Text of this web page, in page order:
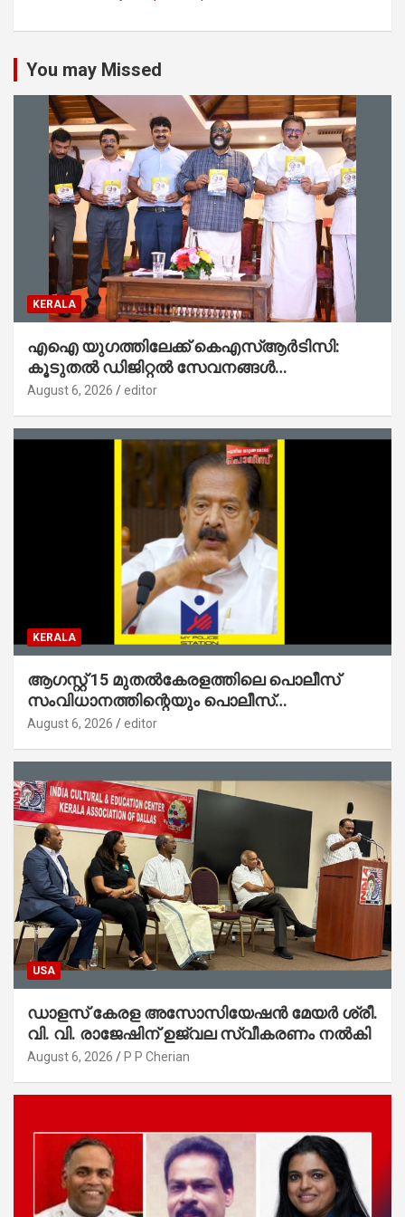
You may Missed
KERALA
എഐ യുഗത്തിലേക്ക് കെഎസ്ആർടിസി:
കൂടുതൽ ഡിജിറ്റൽ സേവനങ്ങൾ
ജനങ്ങളിലേക്കെത്തിക്കും – മന്ത്രി സി പി
August 6, 2026 editor
KERALA
ആഗസ്റ്റ് 15 മുതല്‍കേരളത്തിലെ പൊലീസ്
സംവിധാനത്തിന്റെയും പൊലീസ്
സ്റ്റേഷനുകളുടെയും മുഖഛായ മാറുകയാണ് :
August 6, 2026 editor
USA
ഡാളസ് കേരള അസോസിയേഷൻ മേയർ ശ്രീ.
വി. വി. രാജേഷിന് ഉജ്വല സ്വീകരണം നൽകി
August 6, 2026 P P Cherian